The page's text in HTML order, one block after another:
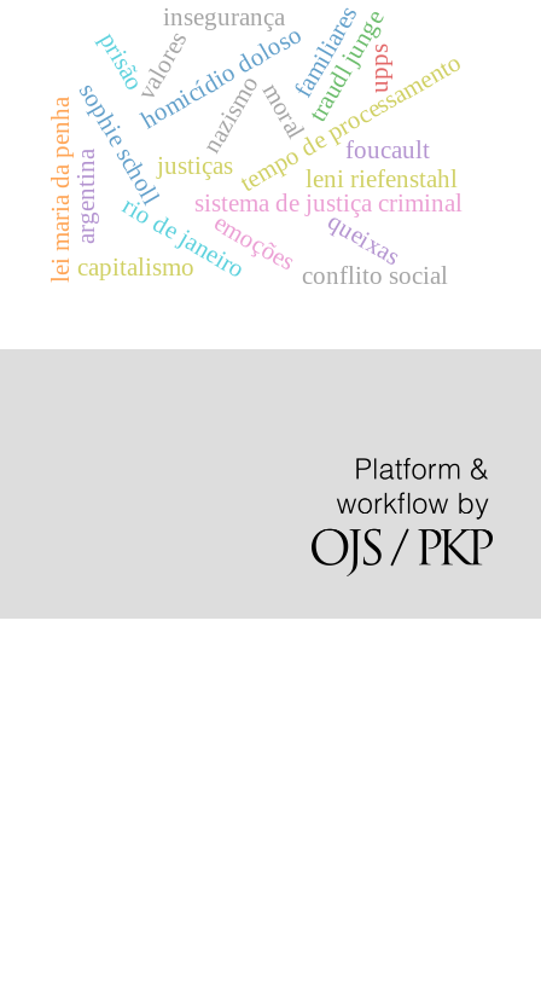
sistema de justiça criminal
tempo de processamento
homicídio doloso
moral
nazismo traudl junge
sophie scholl leni riefenstahl
rio de janeiro
upps
queixas
lei maria da penha
familiares
justiças
valores
argentina
insegurança
conflito social
emoções
foucault
prisão
capitalismo